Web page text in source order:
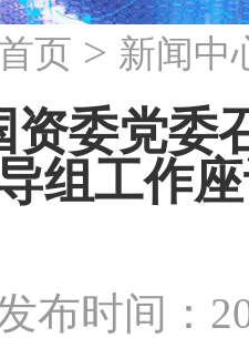
页 > 新闻中
资委党委
组工作
布时间：